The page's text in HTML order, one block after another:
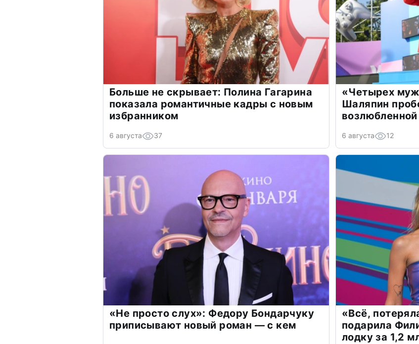
Больше не скрывает: Полина Гагарина
показала романтичные кадры с новым
избранником
6 августа 37
«Четырех
Шаляпин
возлюбленной
6 августа 12
«Не просто слух»: Федору Бондарчуку
приписывают новый роман — с кем
«Всё,
подарила
лодку за 1,2